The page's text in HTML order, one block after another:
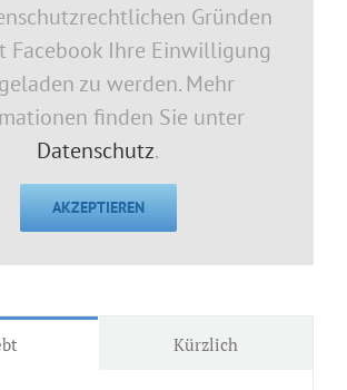
Gründen
Facebook Ihre Einwilligung
zu werden. Mehr
finden Sie unter
Datenschutz.
AKZEPTIEREN
Kürzlich